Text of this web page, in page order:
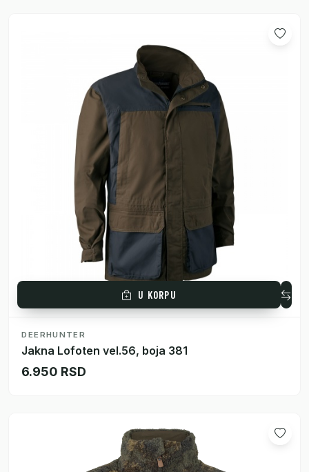
U KORPU
DEERHUNTER
Jakna Lofoten vel.56, boja 381
6.950 RSD